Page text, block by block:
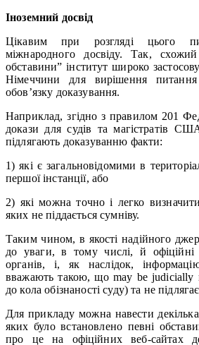
Іноземний досвід
Цікавим при розгляді цього
міжнародного досвіду. Так, схожий
обставини” інститут широко
Німеччини для вирішення
обов’язку доказування.
Наприклад, згідно з правилом 201
докази для судів та магістратів
підлягають доказуванню факти:
1) які є загальновідомими в
першої інстанції, або
2) які можна точно і легко
яких не піддається сумніву.
Таким чином, в якості надійного
до уваги, в тому числі, й офіційні
органів, і, як наслідок,
вважають такою, що may be judicially
до кола обізнаності суду) та не
Для прикладу можна навести
яких було встановлено певні
про це на офіційних веб-сайтах